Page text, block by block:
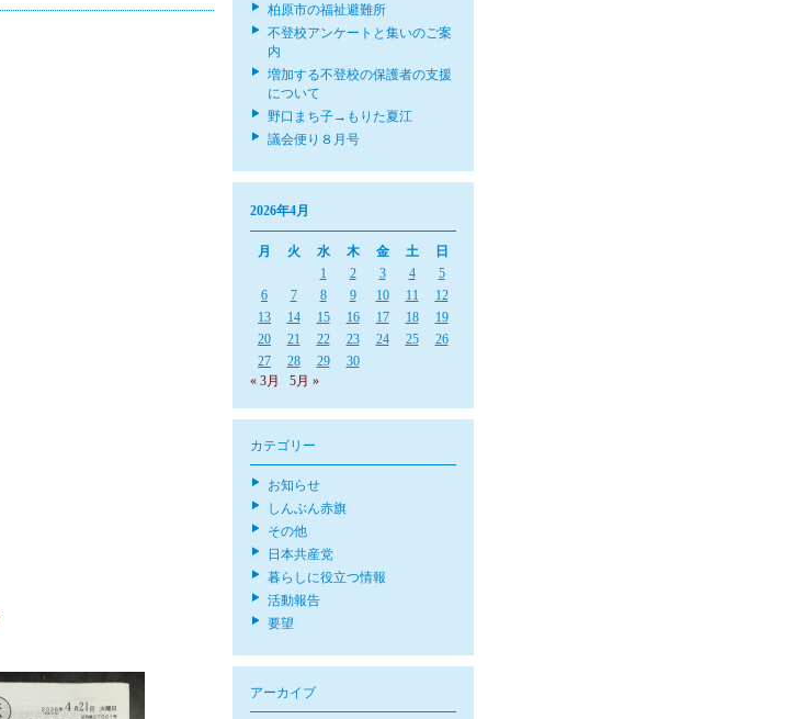
柏原市の福祉避難所
不登校アンケートと集いのご案
内
増加する不登校の保護者の支援
について
野口まち子→もりた夏江
議会便り８月号
2026年4月
月 火 水 木 金 土
日
1
2 3 4
5
6
7 8 9 10 11
12
13
14 15 16 17 18
19
20
21 22 23 24 25
26
27
28 29
30
« 3月
5月 »
カテゴリー
お知らせ
しんぶん赤旗
その他
日本共産党
暮らしに役立つ情報
活動報告
要望
アーカイブ